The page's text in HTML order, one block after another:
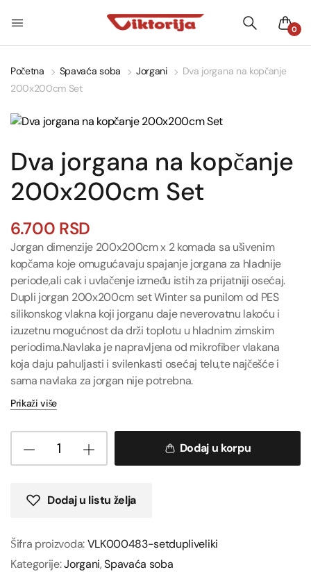
0
Početna Spavaća soba Jorgani
Dva jorgana na kopčanje
200x200cm Set
Dva jorgana na kopčanje
200x200cm Set
6.700 RSD
Jorgan dimenzije 200x200cm x 2 komada sa ušivenim
kopčama koje omugućavaju spajanje jorgana za hladnije
periode,ali cak i uvlačenje između istih za prijatniji osećaj.
Dupli jorgan 200x200cm set Winter sa punilom od PES
silikonskog vlakna koji jorganu daje neverovatnu lakoću i
izuzetnu mogućnost da drži toplotu u hladnim zimskim
periodima.Navlaka je napravljena od mikrofiber vlakana
koja daju pahuljasti i svilenkasti osećaj telu,te najčešće i
sama navlaka za jorgan nije potrebna.
Prikaži više
Dodaj u korpu
Dodaj u listu želja
Šifra proizvoda:VLK000483-setdupliveliki
Kategorije:Jorgani,Spavaća soba